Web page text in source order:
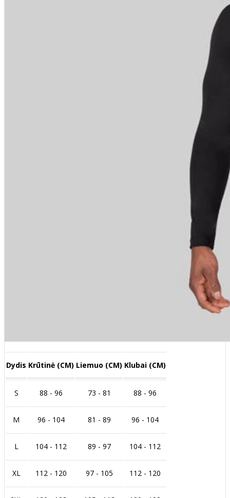
Dydis Krūtinė (CM) Liemuo (CM) Klubai (CM)
S 88 - 96 73 - 81 88 - 96
M 96 - 104 81 - 89 96 - 104
L 104 - 112 89 - 97 104 - 112
XL 112 - 120 97 - 105 112 - 120